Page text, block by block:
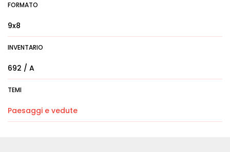
FORMATO
9x8
INVENTARIO
692 / A
TEMI
Paesaggi e vedute